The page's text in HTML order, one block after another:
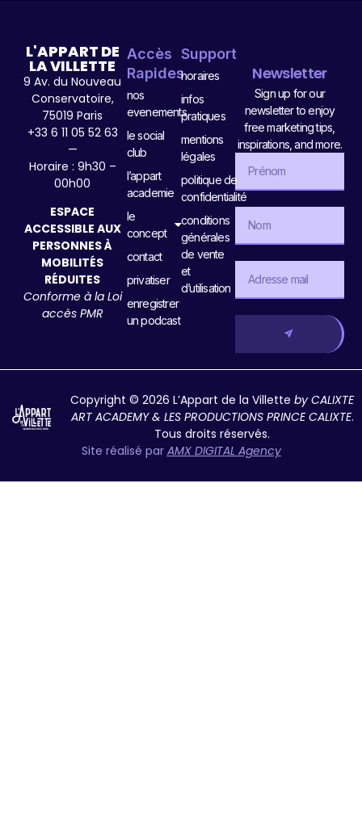
L'APPART DE
LA VILLETTE
9 Av. du Nouveau
Conservatoire,
75019 Paris
+33 6 11 05 52 63
—
Horaire : 9h30 –
00h00
ESPACE
ACCESSIBLE AUX
PERSONNES À
MOBILITÉS
RÉDUITES
Conforme à la Loi
accès PMR
Accès
Rapides
nos
evenements
le social
club
l’appart
academie
le
concept
contact
privatiser
enregistrer
un podcast
Support
horaires
infos
pratiques
mentions
légales
politique de
confidentialité
conditions
générales
de vente
et
d’utilisation
Newsletter
Sign up for our
newsletter to enjoy
free marketing tips,
inspirations, and more.
Copyright © 2026 L’Appart de la Villetteby CALIXTE
ART ACADEMY & LES PRODUCTIONS PRINCE CALIXTE.
Tous droits réservés.
Site réalisé par AMX DIGITAL Agency